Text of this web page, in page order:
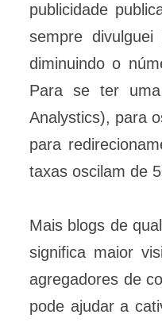
publicidade
sempre
diminuindo o
Para se ter
Analystics), para
para
taxas oscilam de
Mais blogs de
significa maior
agregadores de
pode ajudar a